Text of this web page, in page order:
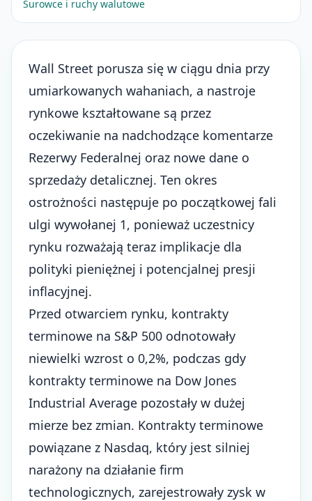
Surowce i ruchy walutowe
Wall Street porusza się w ciągu dnia przy
umiarkowanych wahaniach, a nastroje
rynkowe kształtowane są przez
oczekiwanie na nadchodzące komentarze
Rezerwy Federalnej oraz nowe dane o
sprzedaży detalicznej. Ten okres
ostrożności następuje po początkowej fali
ulgi wywołanej 1, ponieważ uczestnicy
rynku rozważają teraz implikacje dla
polityki pieniężnej i potencjalnej presji
inflacyjnej.
Przed otwarciem rynku, kontrakty
terminowe na S&P 500 odnotowały
niewielki wzrost o 0,2%, podczas gdy
kontrakty terminowe na Dow Jones
Industrial Average pozostały w dużej
mierze bez zmian. Kontrakty terminowe
powiązane z Nasdaq, który jest silniej
narażony na działanie firm
technologicznych, zarejestrowały zysk w